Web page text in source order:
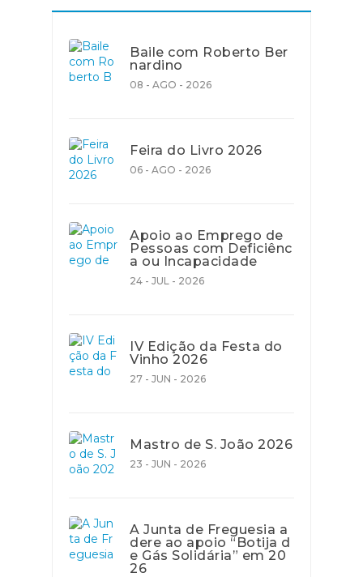
Baile com Roberto Ber
nardino
08 - AGO - 2026
Feira do Livro 2026
06 - AGO - 2026
Apoio ao Emprego de
Pessoas com Deficiênc
a ou Incapacidade
24 - JUL - 2026
IV Edição da Festa do
Vinho 2026
27 - JUN - 2026
Mastro de S. João 2026
23 - JUN - 2026
A Junta de Freguesia a
dere ao apoio “Botija d
e Gás Solidária” em 20
26